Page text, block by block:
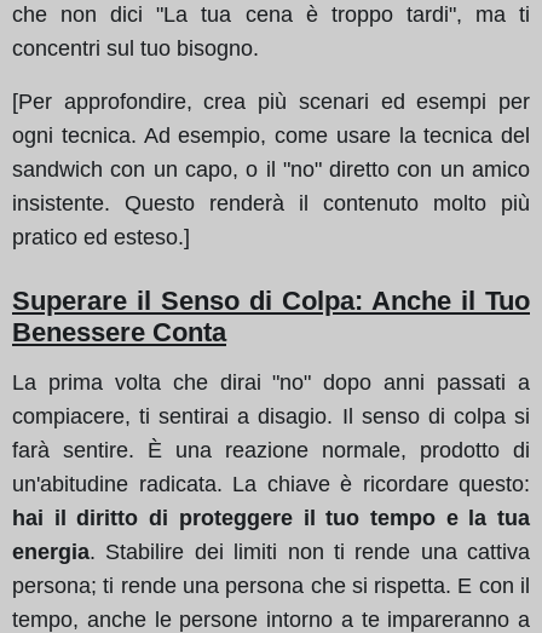
che non dici "La tua cena è troppo tardi", ma ti
concentri sul tuo bisogno.
[Per approfondire, crea più scenari ed esempi per
ogni tecnica. Ad esempio, come usare la tecnica del
sandwich con un capo, o il "no" diretto con un amico
insistente. Questo renderà il contenuto molto più
pratico ed esteso.]
Superare il Senso di Colpa: Anche il Tuo
Benessere Conta
La prima volta che dirai "no" dopo anni passati a
compiacere, ti sentirai a disagio. Il senso di colpa si
farà sentire. È una reazione normale, prodotto di
un'abitudine radicata. La chiave è ricordare questo:
hai il diritto di proteggere il tuo tempo e la tua
energia. Stabilire dei limiti non ti rende una cattiva
persona; ti rende una persona che si rispetta. E con il
tempo, anche le persone intorno a te impareranno a